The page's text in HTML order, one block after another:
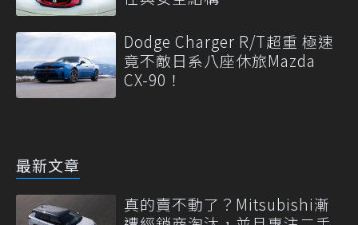
Dodge Charger R/T超重 極速
竟不敵日系八座休旅Mazda
CX-90！
最新文章
真的賣不動了？Mitsubishi漸